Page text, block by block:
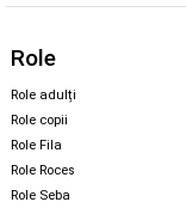
Role
Role adulți
Role copii
Role Fila
Role Roces
Role Seba